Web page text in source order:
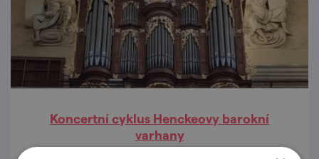
Koncertní cyklus Henckeovy barokní
varhany